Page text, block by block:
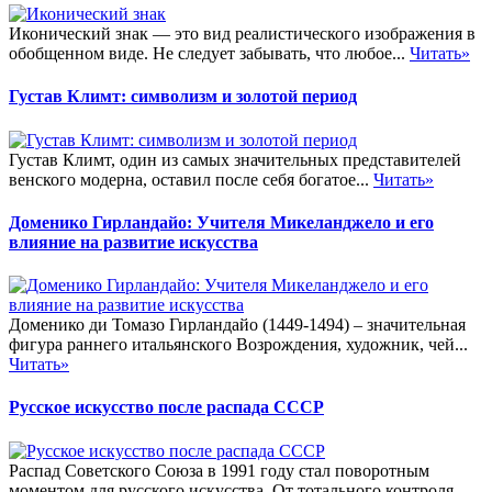
Иконический знак — это вид реалистического изображения в
обобщенном виде. Не следует забывать, что любое... Читать»
Густав Климт: символизм и золотой период
Густав Климт, один из самых значительных представителей
венского модерна, оставил после себя богатое... Читать»
Доменико Гирландайо: Учителя Микеланджело и его
влияние на развитие искусства
Доменико ди Томазо Гирландайо (1449-1494) – значительная
фигура раннего итальянского Возрождения, художник, чей...
Читать»
Русское искусство после распада СССР
Распад Советского Союза в 1991 году стал поворотным